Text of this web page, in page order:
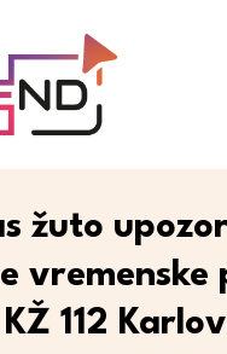
žuto
vremenske
KŽ 112